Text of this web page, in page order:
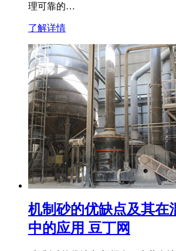
理可靠的…
了解详情
机制砂的优缺点及其在
中的应用 豆丁网